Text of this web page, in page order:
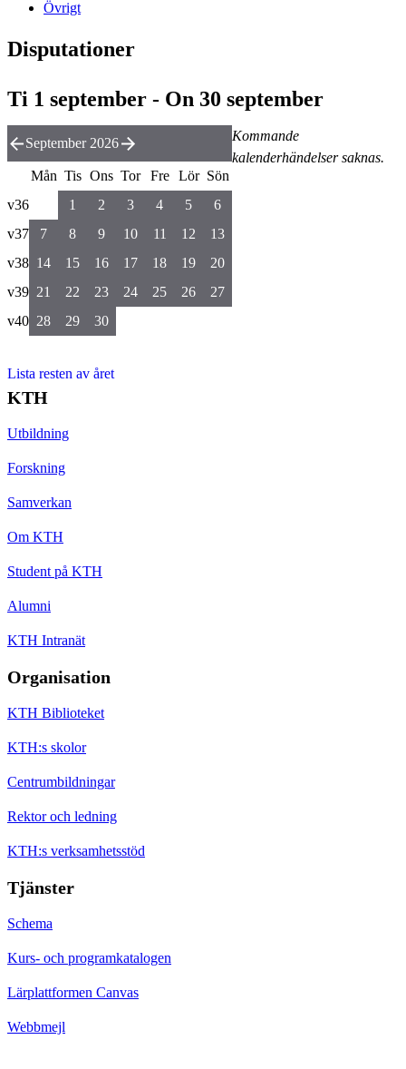
Övrigt
Disputationer
Ti 1 september - On 30 september
Kommande
kalenderhändelser saknas.
September 2026
Mån Tis Ons Tor Fre Lör Sön
v36
1 2 3 4 5
6
v37
7 8 9 10 11 12
13
v38 14 15 16 17 18 19
20
v39 21 22 23 24 25 26
27
v40 28 29 30
Lista resten av året
KTH
Utbildning
Forskning
Samverkan
Om KTH
Student på KTH
Alumni
KTH Intranät
Organisation
KTH Biblioteket
KTH:s skolor
Centrumbildningar
Rektor och ledning
KTH:s verksamhetsstöd
Tjänster
Schema
Kurs- och programkatalogen
Lärplattformen Canvas
Webbmejl